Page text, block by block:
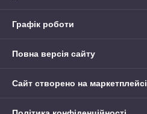
Графік роботи
Повна версія сайту
Сайт створено на маркетплейсі